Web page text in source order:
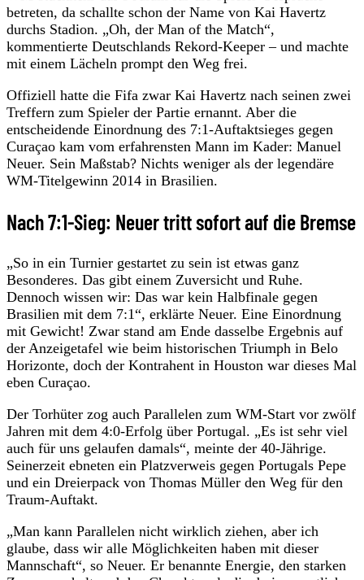
betreten, da schallte schon der Name von Kai Havertz
durchs Stadion. „Oh, der Man of the Match“,
kommentierte Deutschlands Rekord-Keeper – und machte
mit einem Lächeln prompt den Weg frei.
Offiziell hatte die Fifa zwar Kai Havertz nach seinen zwei
Treffern zum Spieler der Partie ernannt. Aber die
entscheidende Einordnung des 7:1-Auftaktsieges gegen
Curaçao kam vom erfahrensten Mann im Kader: Manuel
Neuer. Sein Maßstab? Nichts weniger als der legendäre
WM-Titelgewinn 2014 in Brasilien.
Nach 7:1-Sieg: Neuer tritt sofort auf die Bremse
„So in ein Turnier gestartet zu sein ist etwas ganz
Besonderes. Das gibt einem Zuversicht und Ruhe.
Dennoch wissen wir: Das war kein Halbfinale gegen
Brasilien mit dem 7:1“, erklärte Neuer. Eine Einordnung
mit Gewicht! Zwar stand am Ende dasselbe Ergebnis auf
der Anzeigetafel wie beim historischen Triumph in Belo
Horizonte, doch der Kontrahent in Houston war dieses Mal
eben Curaçao.
Der Torhüter zog auch Parallelen zum WM-Start vor zwölf
Jahren mit dem 4:0-Erfolg über Portugal. „Es ist sehr viel
auch für uns gelaufen damals“, meinte der 40-Jährige.
Seinerzeit ebneten ein Platzverweis gegen Portugals Pepe
und ein Dreierpack von Thomas Müller den Weg für den
Traum-Auftakt.
„Man kann Parallelen nicht wirklich ziehen, aber ich
glaube, dass wir alle Möglichkeiten haben mit dieser
Mannschaft“, so Neuer. Er benannte Energie, den starken